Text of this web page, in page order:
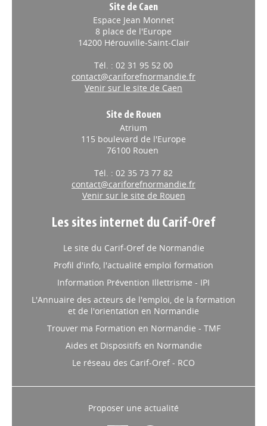
Site de Caen
Espace Jean Monnet
8 place de l'Europe
Tél. : 02 31 95 52 00
contact@cariforefnormandie.fr
Site de Rouen
Atrium
115 boulevard de l'Europe
Tél. : 02 35 73 77 82
contact@cariforefnormandie.fr
Profil d'info, l'actualité emploi formation
L'Annuaire des acteurs de l'emploi, de la formation
Aides et Dispositifs en Normandie
Proposer une actualité